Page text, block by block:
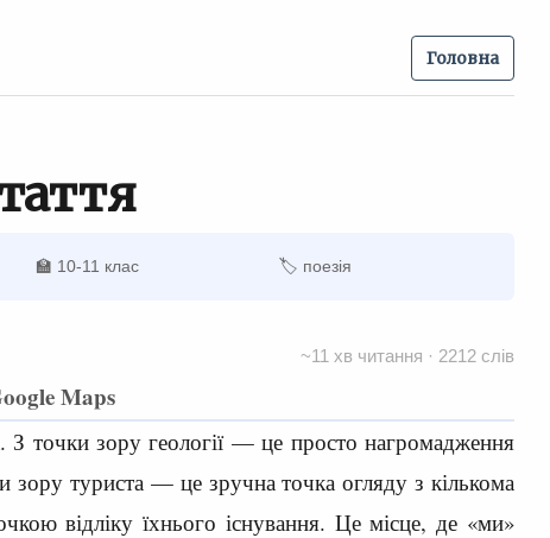
Головна
🏫 10-11 клас 🏷 поезія
~11 хв читання · 2212 слів
Maps
З точки зору геології — це просто нагромадження
зору туриста — це зручна точка огляду з кількома
відліку їхнього існування. Це місце, де «ми»